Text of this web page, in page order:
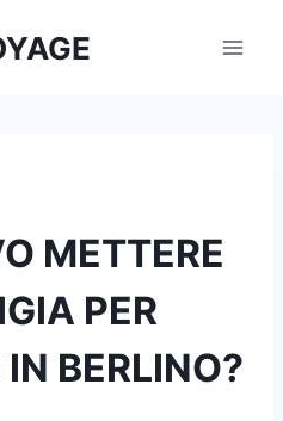
METTERE
PER
BERLINO?